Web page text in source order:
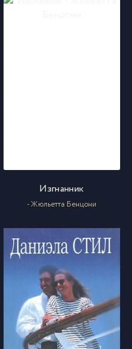
Изгнанник
- Жюльетта Бенцони